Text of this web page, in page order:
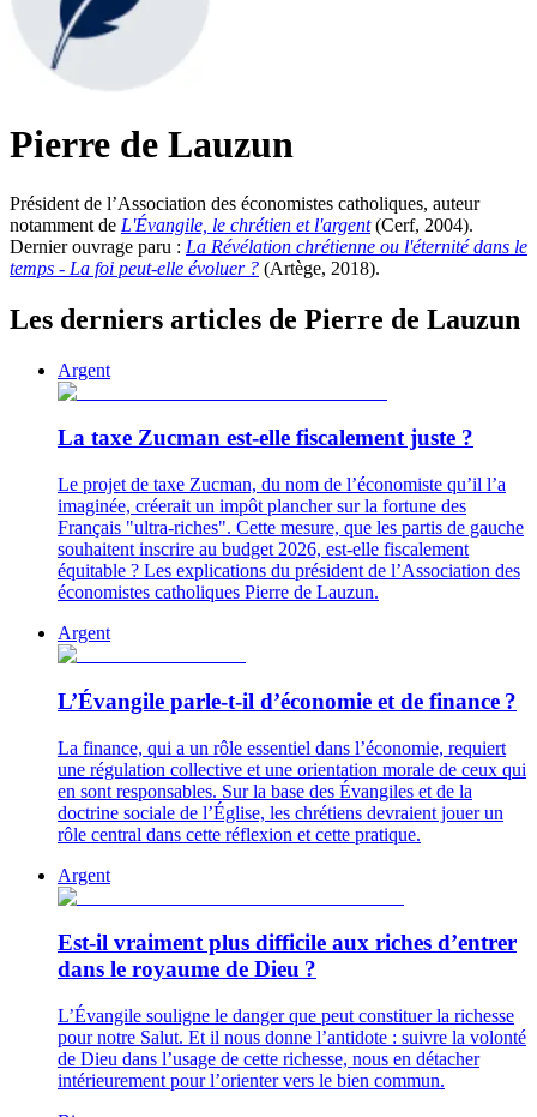
Pierre de Lauzun
Président de l’Association des économistes catholiques, auteur
notamment de L'Évangile, le chrétien et l'argent(Cerf, 2004).
Dernier ouvrage paru : La Révélation chrétienne ou l'éternité dans le
temps - La foi peut-elle évoluer ? (Artège, 2018).
Les derniers articles de Pierre de Lauzun
Argent
La taxe Zucman est-elle fiscalement juste ?
Le projet de taxe Zucman, du nom de l’économiste qu’il l’a
imaginée, créerait un impôt plancher sur la fortune des
Français "ultra-riches". Cette mesure, que les partis de gauche
souhaitent inscrire au budget 2026, est-elle fiscalement
équitable ? Les explications du président de l’Association des
économistes catholiques Pierre de Lauzun.
Argent
L’Évangile parle-t-il d’économie et de finance ?
La finance, qui a un rôle essentiel dans l’économie, requiert
une régulation collective et une orientation morale de ceux qui
en sont responsables. Sur la base des Évangiles et de la
doctrine sociale de l’Église, les chrétiens devraient jouer un
rôle central dans cette réflexion et cette pratique.
Argent
Est-il vraiment plus difficile aux riches d’entrer
dans le royaume de Dieu ?
L’Évangile souligne le danger que peut constituer la richesse
pour notre Salut. Et il nous donne l’antidote : suivre la volonté
de Dieu dans l’usage de cette richesse, nous en détacher
intérieurement pour l’orienter vers le bien commun.